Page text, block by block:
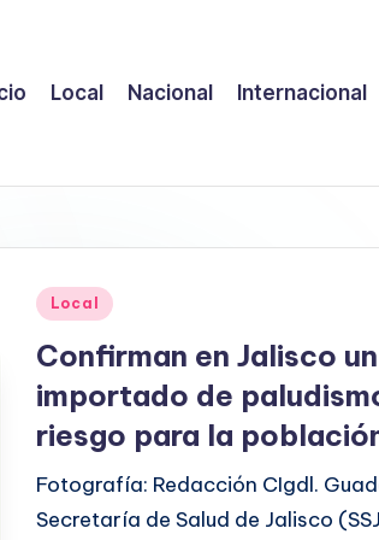
Local Nacional Internacional
Publicado
Local
Confirman en Jalisco
importado de
riesgo para la
Fotografía: Redacción CIgdl.
Secretaría de Salud de Jalisco